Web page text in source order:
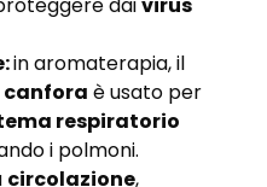
in aromaterapia, il
canfora è usato per
respiratorio
i polmoni.
circolazione,